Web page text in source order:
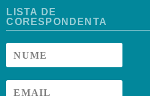
LISTA DE
CORESPONDENTA